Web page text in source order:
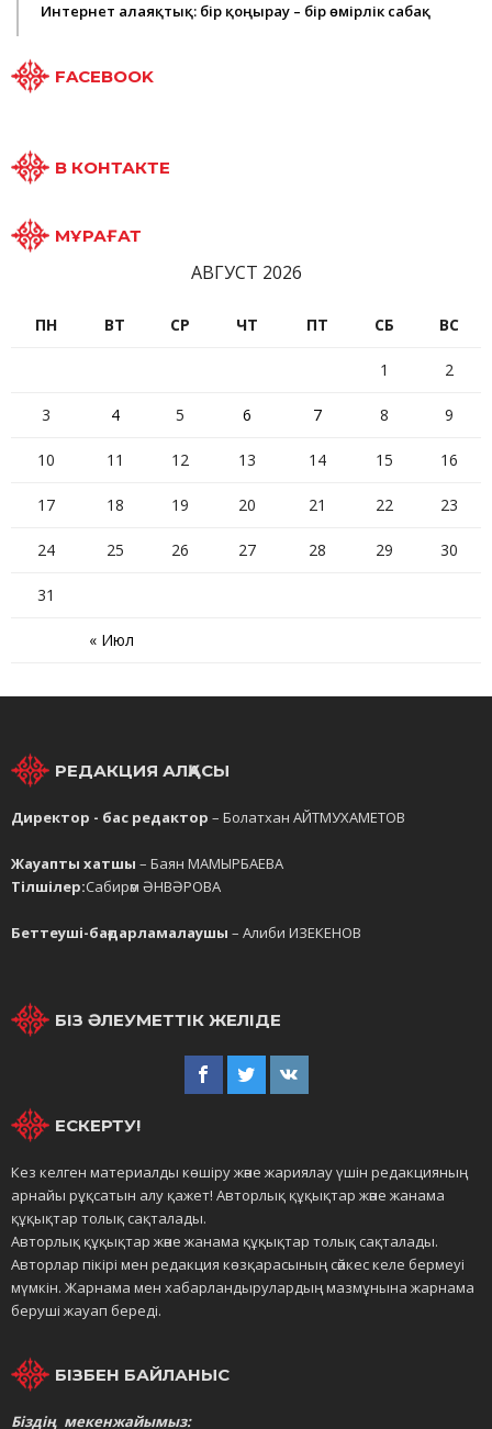
Интернет алаяқтық: бір қоңырау – бір өмірлік сабақ
FACEBOOK
В КОНТАКТЕ
МҰРАҒАТ
АВГУСТ 2026
ПН ВТ СР ЧТ ПТ СБ ВС
« Июл
1 2
3 4 5 6 7 8 9
10 11 12 13 14 15 16
17 18 19 20 21 22 23
24 25 26 27 28 29 30
31
РЕДАКЦИЯ АЛҚАСЫ
Директор - бас редактор – Болатхан АЙТМУХАМЕТОВ
Жауапты хатшы – Баян МАМЫРБАЕВА
Тілшілер:Сабирәм ӘНВӘРОВА
Беттеуші-бағдарламалаушы – Алиби ИЗЕКЕНОВ
БІЗ ӘЛЕУМЕТТІК ЖЕЛІДЕ
ЕСКЕРТУ!
Кез келген материалды көшіру және жариялау үшін редакцияның
арнайы рұқсатын алу қажет! Авторлық құқықтар және жанама
құқықтар толық сақталады.
Авторлық құқықтар және жанама құқықтар толық сақталады.
Авторлар пікірі мен редакция көзқарасының сәйкес келе бермеуі
мүмкін. Жарнама мен хабарландырулардың мазмұнына жарнама
беруші жауап береді.
БІЗБЕН БАЙЛАНЫС
Біздің мекенжайымыз: